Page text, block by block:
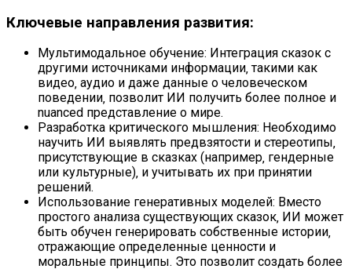
Ключевые направления развития:
Мультимодальное обучение: Интеграция сказок с
другими источниками информации‚ такими как
видео‚ аудио и даже данные о человеческом
поведении‚ позволит ИИ получить более полное и
nuanced представление о мире.
Разработка критического мышления: Необходимо
научить ИИ выявлять предвзятости и стереотипы‚
присутствующие в сказках (например‚ гендерные
или культурные)‚ и учитывать их при принятии
решений.
Использование генеративных моделей: Вместо
простого анализа существующих сказок‚ ИИ может
быть обучен генерировать собственные истории‚
отражающие определенные ценности и
моральные принципы. Это позволит создать более